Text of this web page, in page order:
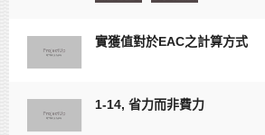
實獲值對於EAC之計算方式
1-14, 省力而非費力